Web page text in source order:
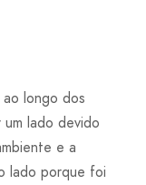
longo dos
lado devido
e a
lado porque foi